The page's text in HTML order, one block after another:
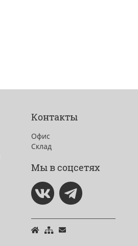
Контакты
Офис
Склад
Мы в соцсетях